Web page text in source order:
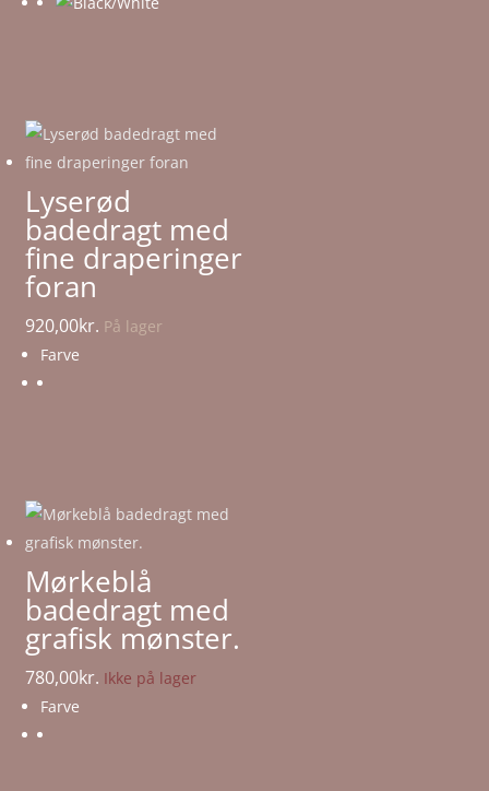
Lyserød
badedragt med
fine draperinger
foran
920,00kr. På lager
Farve
Mørkeblå
badedragt med
grafisk mønster.
780,00kr. Ikke på lager
Farve